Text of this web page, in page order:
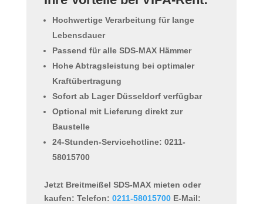
Hochwertige Verarbeitung für lange
Lebensdauer
Passend für alle SDS-MAX Hämmer
Hohe Abtragsleistung bei optimaler
Kraftübertragung
Sofort ab Lager Düsseldorf verfügbar
Optional mit Lieferung direkt zur
Baustelle
24-Stunden-Servicehotline: 0211-
58015700
Jetzt Breitmeißel SDS-MAX mieten oder
kaufen: Telefon: 0211-58015700E-Mail: